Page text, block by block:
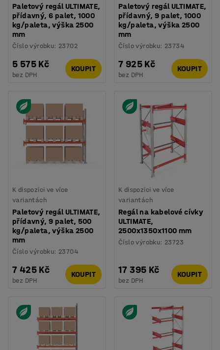
Paletový regál ULTIMATE,
přídavný, 6 palet, 1000
kg/paleta, výška 2500
mm
Číslo výrobku: 23702
5 575 Kč
bez DPH
KOUPIT
Paletový regál ULTIMATE,
přídavný, 9 palet, 1000
kg/paleta, výška 2500
mm
Číslo výrobku: 23734
7 925 Kč
bez DPH
KOUPIT
K dispozici ve více
variantách
Paletový regál ULTIMATE,
přídavný, 9 palet, 500
kg/paleta, výška 2500
mm
Číslo výrobku: 23704
7 425 Kč
bez DPH
KOUPIT
K dispozici ve více
variantách
Regál na kabelové cívky
ULTIMATE,
2500x1350x1100 mm
Číslo výrobku: 23723
17 395 Kč
bez DPH
KOUPIT